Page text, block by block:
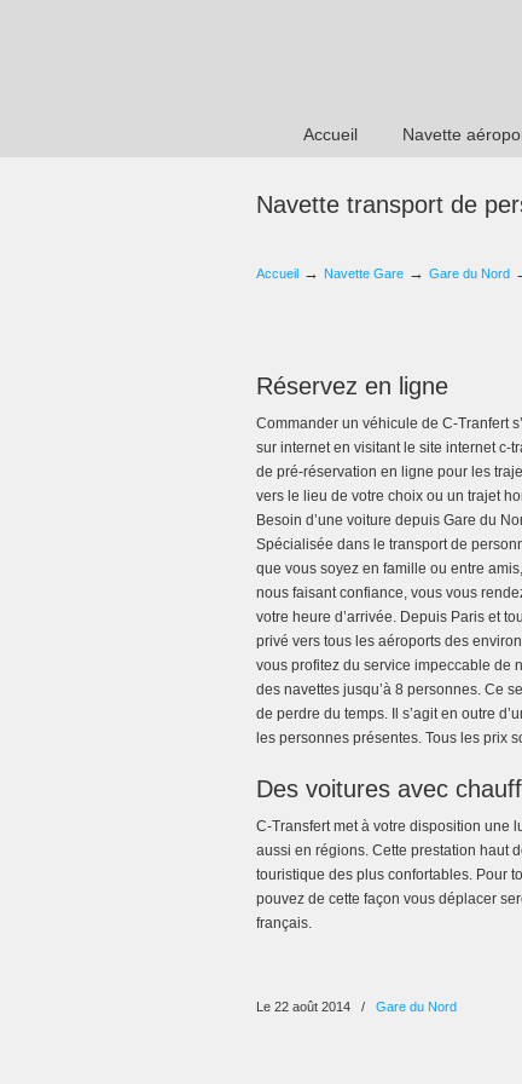
Accueil Navette
Navette transport de
Accueil → Navette Gare → Gare du Nord
Réservez en ligne
Commander un véhicule de C-Tranfert
sur internet en visitant le site internet c-
de pré-réservation en ligne pour les
vers le lieu de votre choix ou un trajet
Besoin d’une voiture depuis Gare du
Spécialisée dans le transport de
que vous soyez en famille ou entre
nous faisant confiance, vous vous
votre heure d’arrivée. Depuis Paris et
privé vers tous les aéroports des
vous profitez du service impeccable de
des navettes jusqu’à 8 personnes. Ce
de perdre du temps. Il s’agit en outre
les personnes présentes. Tous les prix
Des voitures avec
C-Transfert met à votre disposition une
aussi en régions. Cette prestation haut
touristique des plus confortables. Pour
pouvez de cette façon vous déplacer
français.
Le 22 août 2014 / Gare du Nord